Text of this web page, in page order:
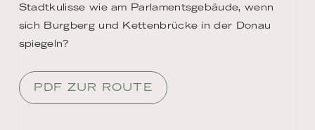
Stadtkulisse wie am Parlamentsgebäude, wenn
sich Burgberg und Kettenbrücke in der Donau
spiegeln?
PDF ZUR ROUTE